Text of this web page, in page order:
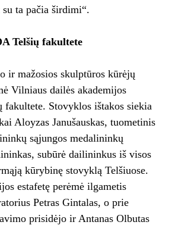
ta pačia širdimi“.
Telšių fakultete
ir mažosios skulptūros kūrėjų
Vilniaus dailės akademijos
Stovyklos ištakos siekia
Aloyzas Janušauskas, tuometinis
sąjungos medalininkų
subūrė dailininkus iš visos
kūrybinę stovyklą Telšiuose.
estafetę perėmė ilgametis
Petras Gintalas, o prie
prisidėjo ir Antanas Olbutas